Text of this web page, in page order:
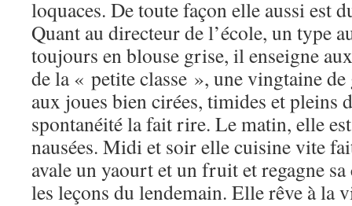
loquaces. De toute façon elle aussi est
Quant au directeur de l’école, un type
toujours en blouse grise, il enseigne
de la « petite classe », une vingtaine
aux joues bien cirées, timides et pleins
spontanéité la fait rire. Le matin, elle
nausées. Midi et soir elle cuisine vite
avale un yaourt et un fruit et regagne
les leçons du lendemain. Elle rêve à la